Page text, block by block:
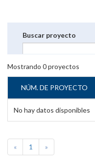
Buscar proyecto
Mostrando 0proyectos
NÚM. DE PROYECTO
No hay datos disponibles
« 1 »